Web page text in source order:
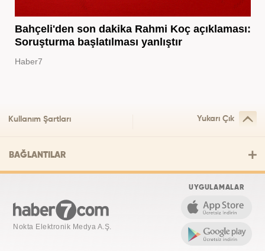
Bahçeli'den son dakika Rahmi Koç açıklaması:
Soruşturma başlatılması yanlıştır
Haber7
Kullanım Şartları Yukarı Çık
BAĞLANTILAR
Nokta Elektronik Medya A.Ş.
UYGULAMALAR